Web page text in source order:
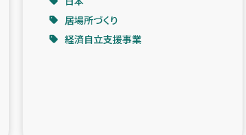
民への緊急支援 ガザ地区酪
居場所づくり
経済自立支援事業